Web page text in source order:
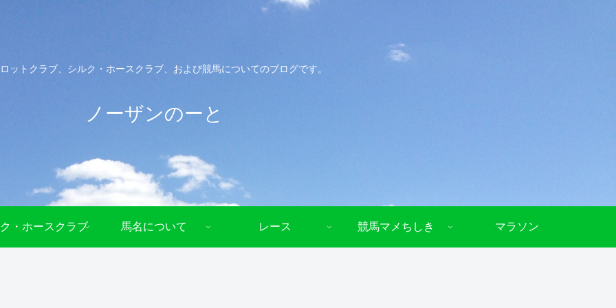
ットクラブ、シルク・ホースクラブ、および競馬についてのブログです。
ノーザンのーと
・ホースクラブ 馬名について レース 競馬マメちしき マラソン